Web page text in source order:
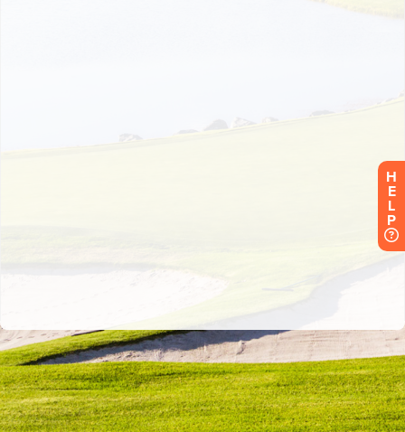
H
E
L
P